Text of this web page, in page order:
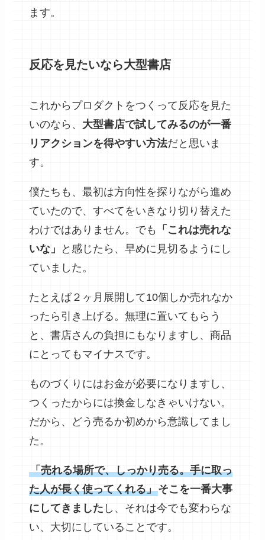
ます。
反応を見たいなら大型書店
これからプロダクトをつくって反応を見た
いのなら、 大型書店で試してみるのが一番
リアクションを得やすい方法だと思いま
す。
僕たちも、最初は方向性を探りながら進め
ていたので、すべてをいきなり切り替えた
わけではありません。でも
「これは売れな
いな」
と感じたら、早めに見切るようにし
ていました。
たとえば２ヶ月展開して10個しか売れなか
ったら引き上げる。無理に置いてもらう
と、書店さんの負担にもなりますし、商品
にとってもマイナスです。
ものづくりにはお金が必要になりますし、
つくったからには換金しなきゃいけない。
だから、どう売るか初めから意識してまし
た。
「売れる場所で、しっかり売る。手に取っ
た人が長く使ってくれる」そこを一番大事
にしてきました し、それは今でも変わらな
い、大切にしていることです。